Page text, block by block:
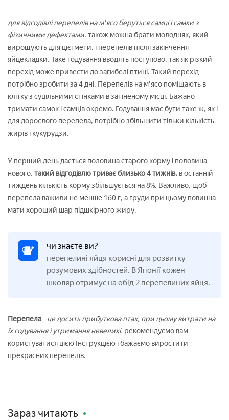
для відгодівлі перепелів на м'ясо беруться самці і самки з
фізичними дефектами. також можна брати молодняк, який
вирощують для цієї мети, і перепелів після закінчення
яйцекладки. Таке годування вводять поступово, так як різкий
перехід може привести до загибелі птиці. Такий перехід
потрібно зробити за 4 дні. Перепелів на м'ясо поміщають в
клітку з суцільними стінками в затіненому місці. Бажано
тримати самок і самців окремо. Годування має бути таке ж, як і
для дорослого перепела, потрібно збільшити тільки кількість
жирів і кукурудзи.
У перший день дається половина старого корму і половина
нового. такий відгодівлю триває близько 4 тижнів. в останній
тиждень кількість корму збільшується на 8%. Важливо, щоб
перепела важили не менше 160 г, а груди при цьому повинна
мати хороший шар підшкірного жиру.
чи знаєте ви?
перепелині яйця корисні для розвитку
розумових здібностей. В Японії кожен
школяр отримує на обід 2 перепелиних яйця.
Перепела - це досить прибуткова птах, при цьому витрати на
їх годування і утримання невеликі. рекомендуємо вам
користуватися цією Інструкцією і бажаємо виростити
прекрасних перепелів.
Зараз читають